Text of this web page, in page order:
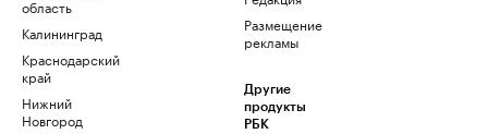
область
Калининград
Краснодарский
край
Нижний
Новгород
Размещение
рекламы
Другие
продукты
РБК